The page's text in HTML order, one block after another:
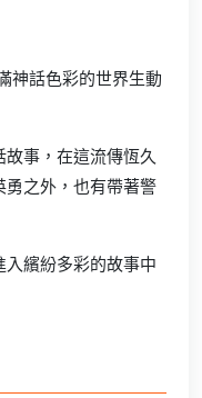
神話色彩的世界生動
事，在這流傳恆久
勇之外，也有帶著警
繽紛多彩的故事中